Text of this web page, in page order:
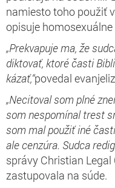
namiesto toho použiť
opisuje
„Prekvapuje ma, že
diktovať, ktoré časti
kázať,“povedal
„Necitoval som plné
som nespomínal trest
som mal použiť iné
ale cenzúra. Sudca
správy Christian
zastupovala na súde.